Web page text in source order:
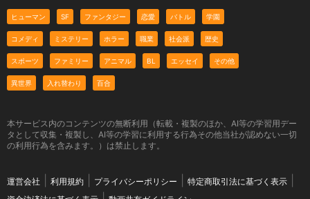
ヒューマン SF ファンタジー 恋愛 バトル 学園
コメディ ミステリー ホラー 職業 社会派 歴史
スポーツ ファミリー アニマル BL エッセイ その他
異世界 入れ替わり 百合
本サービス内のコンテンツの無断利用（転載・複製のほか、AI等の学習用デー
タとして収集・複製し、AI等の学習に利用する行為その他当社が認めない一切
の利用行為を含みます。）は禁止します。
運営会社 利用規約 プライバシーポリシー
特定商取引法に基づく表示